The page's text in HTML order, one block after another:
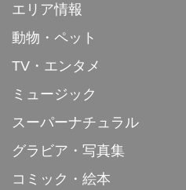
エリア情報
動物・ペット
TV・エンタメ
ミュージック
スーパーナチュラル
グラビア・写真集
コミック・絵本